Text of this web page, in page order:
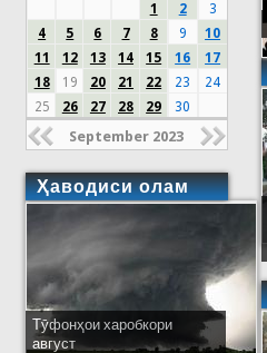
1
2
3
4
5 6 7 8 9
10
11
12 13 14 15 16
17
18
19 20 21 22 23
24
25
26 27 28 29 30
September 2023
Ҳаводиси олам
Тӯфонҳои харобкори
август